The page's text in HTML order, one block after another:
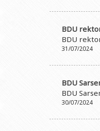
BDU
BDU
31/07/2024
BDU
BDU
30/07/2024